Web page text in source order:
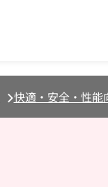
快適・安全・性能